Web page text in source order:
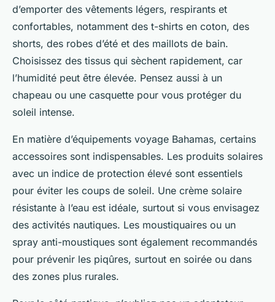
d’emporter des vêtements légers, respirants et
confortables, notamment des t-shirts en coton, des
shorts, des robes d’été et des maillots de bain.
Choisissez des tissus qui sèchent rapidement, car
l’humidité peut être élevée. Pensez aussi à un
chapeau ou une casquette pour vous protéger du
soleil intense.
En matière d’équipements voyage Bahamas, certains
accessoires sont indispensables. Les produits solaires
avec un indice de protection élevé sont essentiels
pour éviter les coups de soleil. Une crème solaire
résistante à l’eau est idéale, surtout si vous envisagez
des activités nautiques. Les moustiquaires ou un
spray anti-moustiques sont également recommandés
pour prévenir les piqûres, surtout en soirée ou dans
des zones plus rurales.